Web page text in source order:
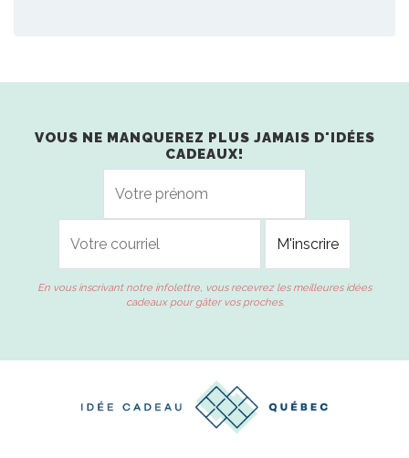
VOUS NE MANQUEREZ PLUS JAMAIS D'IDÉES
CADEAUX!
En vous inscrivant notre infolettre, vous recevrez les meilleures idées
cadeaux pour gâter vos proches.